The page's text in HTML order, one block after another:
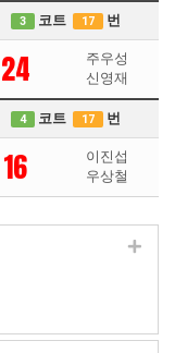
3 코트 17 번
24
주우성
신영재
4 코트 17 번
16
이진섭
우상철